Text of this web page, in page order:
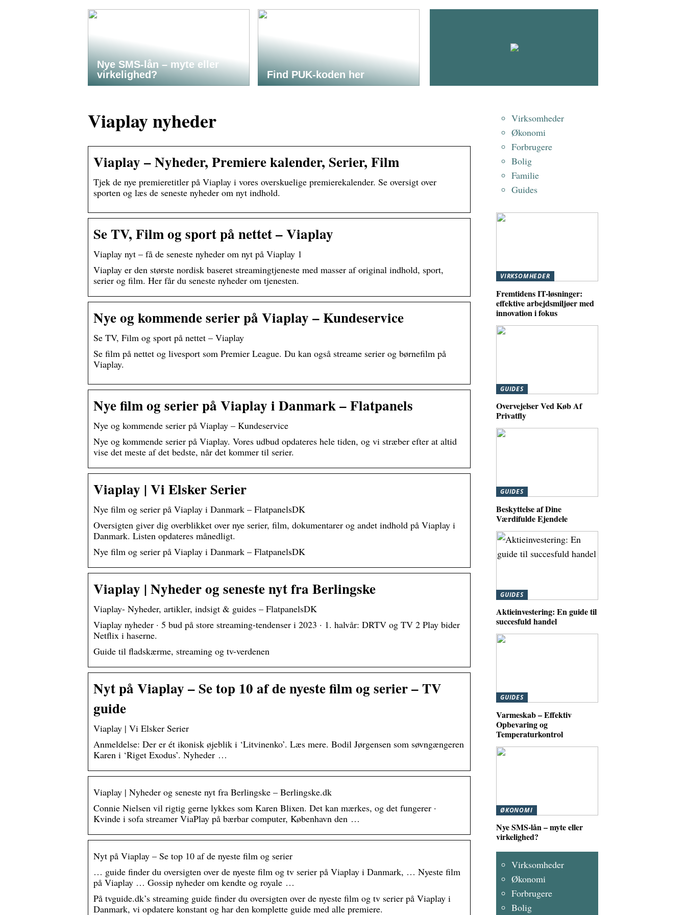
Nye SMS-lån – myte eller
virkelighed?
Find PUK-koden her
Viaplay nyheder
Viaplay – Nyheder, Premiere kalender, Serier, Film
Tjek de nye premieretitler på Viaplay i vores overskuelige premierekalender. Se oversigt over
sporten og læs de seneste nyheder om nyt indhold.
Se TV, Film og sport på nettet – Viaplay
Viaplay nyt – få de seneste nyheder om nyt på Viaplay 1
Viaplay er den største nordisk baseret streamingtjeneste med masser af original indhold, sport,
serier og film. Her får du seneste nyheder om tjenesten.
Nye og kommende serier på Viaplay – Kundeservice
Se TV, Film og sport på nettet – Viaplay
Se film på nettet og livesport som Premier League. Du kan også streame serier og børnefilm på
Viaplay.
Nye film og serier på Viaplay i Danmark – Flatpanels
Nye og kommende serier på Viaplay – Kundeservice
Nye og kommende serier på Viaplay. Vores udbud opdateres hele tiden, og vi stræber efter at altid
vise det meste af det bedste, når det kommer til serier.
Viaplay | Vi Elsker Serier
Nye film og serier på Viaplay i Danmark – FlatpanelsDK
Oversigten giver dig overblikket over nye serier, film, dokumentarer og andet indhold på Viaplay i
Danmark. Listen opdateres månedligt.
Nye film og serier på Viaplay i Danmark – FlatpanelsDK
Viaplay | Nyheder og seneste nyt fra Berlingske
Viaplay- Nyheder, artikler, indsigt & guides – FlatpanelsDK
Viaplay nyheder · 5 bud på store streaming-tendenser i 2023 · 1. halvår: DRTV og TV 2 Play bider
Netflix i haserne.
Guide til fladskærme, streaming og tv-verdenen
Nyt på Viaplay – Se top 10 af de nyeste film og serier – TV
guide
Viaplay | Vi Elsker Serier
Anmeldelse: Der er ét ikonisk øjeblik i ‘Litvinenko’. Læs mere. Bodil Jørgensen som søvngængeren
Karen i ‘Riget Exodus’. Nyheder …
Viaplay | Nyheder og seneste nyt fra Berlingske – Berlingske.dk
Connie Nielsen vil rigtig gerne lykkes som Karen Blixen. Det kan mærkes, og det fungerer ·
Kvinde i sofa streamer ViaPlay på bærbar computer, København den …
Nyt på Viaplay – Se top 10 af de nyeste film og serier
… guide finder du oversigten over de nyeste film og tv serier på Viaplay i Danmark, … Nyeste film
på Viaplay … Gossip nyheder om kendte og royale …
På tvguide.dk’s streaming guide finder du oversigten over de nyeste film og tv serier på Viaplay i
Danmark, vi opdatere konstant og har den komplette guide med alle premiere.
Virksomheder
Økonomi
Forbrugere
Bolig
Familie
Guides
VIRKSOMHEDER
Fremtidens IT-løsninger:
effektive arbejdsmiljøer med
innovation i fokus
GUIDES
Overvejelser Ved Køb Af
Privatfly
GUIDES
Beskyttelse af Dine
Værdifulde Ejendele
GUIDES
Aktieinvestering: En guide til
succesfuld handel
GUIDES
Varmeskab – Effektiv
Opbevaring og
Temperaturkontrol
ØKONOMI
Nye SMS-lån – myte eller
virkelighed?
Virksomheder
Økonomi
Forbrugere
Bolig